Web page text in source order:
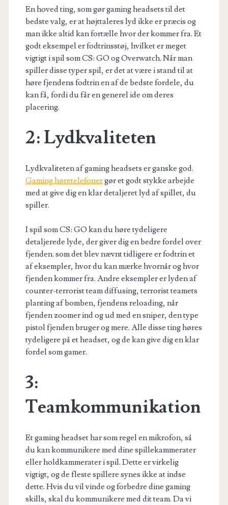
En hoved ting, som gør gaming headsets til det
bedste valg, er at højttaleres lyd ikke er præcis og
man ikke altid kan fortælle hvor der kommer fra. Et
godt eksempel er fodtrinsstøj, hvilket er meget
vigtigt i spil som CS: GO og Overwatch. Når man
spiller disse typer spil, er det at være i stand til at
høre fjendens fodtrin en af ​​de bedste fordele, du
kan få, fordi du får en generel ide om deres
placering.
2: Lydkvaliteten
Lydkvaliteten af gaming headsets er ganske god.
Gaming høretelefonergør et godt stykke arbejde
med at give dig en klar detaljeret lyd af spillet, du
spiller.
I spil som CS: GO kan du høre tydeligere
detaljerede lyde, der giver dig en bedre fordel over
fjenden. som det blev nævnt tidligere er fodtrin et
af eksempler, hvor du kan mærke hvornår og hvor
fjenden kommer fra. Andre eksempler er lyden af
counter-terrorist team diffusing, terrorist teamets
planting af bomben, fjendens reloading, når
fjenden zoomer ind og ud med en sniper, den type
pistol fjenden bruger og mere. Alle disse ting høres
tydeligere på et headset, og de kan give dig en klar
fordel som gamer.
3:
Teamkommunikation
Et gaming headset har som regel en mikrofon, så
du kan kommunikere med dine spillekammerater
eller holdkammerater i spil. Dette er virkelig
vigtigt, og de fleste spillere synes ikke at indse
dette. Hvis du vil vinde og forbedre dine gaming
skills, skal du kommunikere med dit team. Da vi